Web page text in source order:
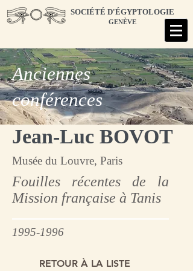
SOCIÉTÉ D'ÉGYPTOLOGIE
GENÈVE
Anciennes
conférences
Jean-Luc BOVOT
Musée du Louvre, Paris
Fouilles récentes de la
Mission française à Tanis
1995-1996
RETOUR À LA LISTE